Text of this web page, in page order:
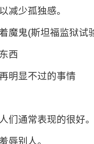
减少孤独感。
魔鬼(斯坦福监狱试
西
明显不过的事情
们通常表现的很好
辱别人。